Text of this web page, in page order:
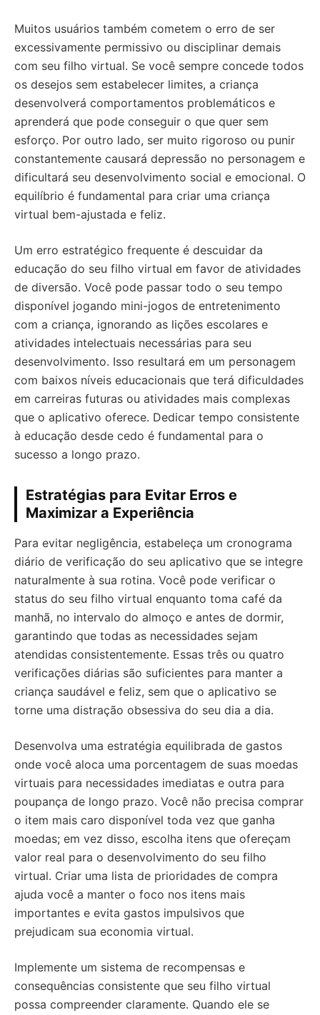
Muitos usuários também cometem o erro de ser
excessivamente permissivo ou disciplinar demais
com seu filho virtual. Se você sempre concede todos
os desejos sem estabelecer limites, a criança
desenvolverá comportamentos problemáticos e
aprenderá que pode conseguir o que quer sem
esforço. Por outro lado, ser muito rigoroso ou punir
constantemente causará depressão no personagem e
dificultará seu desenvolvimento social e emocional. O
equilíbrio é fundamental para criar uma criança
virtual bem-ajustada e feliz.
Um erro estratégico frequente é descuidar da
educação do seu filho virtual em favor de atividades
de diversão. Você pode passar todo o seu tempo
disponível jogando mini-jogos de entretenimento
com a criança, ignorando as lições escolares e
atividades intelectuais necessárias para seu
desenvolvimento. Isso resultará em um personagem
com baixos níveis educacionais que terá dificuldades
em carreiras futuras ou atividades mais complexas
que o aplicativo oferece. Dedicar tempo consistente
à educação desde cedo é fundamental para o
sucesso a longo prazo.
Estratégias para Evitar Erros e
Maximizar a Experiência
Para evitar negligência, estabeleça um cronograma
diário de verificação do seu aplicativo que se integre
naturalmente à sua rotina. Você pode verificar o
status do seu filho virtual enquanto toma café da
manhã, no intervalo do almoço e antes de dormir,
garantindo que todas as necessidades sejam
atendidas consistentemente. Essas três ou quatro
verificações diárias são suficientes para manter a
criança saudável e feliz, sem que o aplicativo se
torne uma distração obsessiva do seu dia a dia.
Desenvolva uma estratégia equilibrada de gastos
onde você aloca uma porcentagem de suas moedas
virtuais para necessidades imediatas e outra para
poupança de longo prazo. Você não precisa comprar
o item mais caro disponível toda vez que ganha
moedas; em vez disso, escolha itens que ofereçam
valor real para o desenvolvimento do seu filho
virtual. Criar uma lista de prioridades de compra
ajuda você a manter o foco nos itens mais
importantes e evita gastos impulsivos que
prejudicam sua economia virtual.
Implemente um sistema de recompensas e
consequências consistente que seu filho virtual
possa compreender claramente. Quando ele se